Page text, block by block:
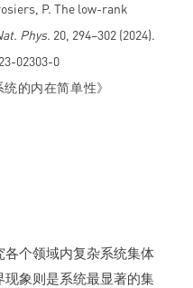
P. The low-rank
Phys. 20, 294–302 (2024).
02303-0
的内在简单性》
个领域内复杂系统集体
象则是系统最显著的集